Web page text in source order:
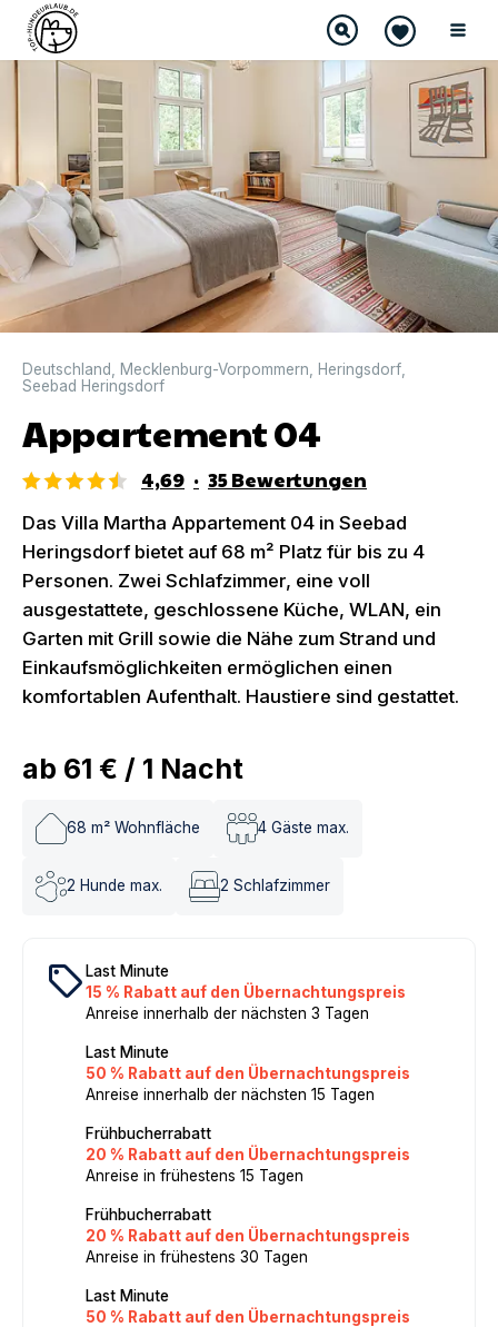
DIREKT BUCHBAR
Deutschland Mecklenburg-Vorpommern Heringsdorf
Seebad Heringsdorf
Appartement 04
4,69 · 35Bewertungen
Das Villa Martha Appartement 04 in Seebad
Heringsdorf bietet auf 68 m² Platz für bis zu 4
Personen. Zwei Schlafzimmer, eine voll
ausgestattete, geschlossene Küche, WLAN, ein
Garten mit Grill sowie die Nähe zum Strand und
Einkaufsmöglichkeiten ermöglichen einen
komfortablen Aufenthalt. Haustiere sind gestattet.
ab 61 € / 1 Nacht
68 m² Wohnfläche 4 Gäste max.
2 Hunde max. 2 Schlafzimmer
local_offer Last Minute
15 % Rabatt auf den Übernachtungspreis
Anreise innerhalb der nächsten 3 Tagen
Last Minute
50 % Rabatt auf den Übernachtungspreis
Anreise innerhalb der nächsten 15 Tagen
Frühbucherrabatt
20 % Rabatt auf den Übernachtungspreis
Anreise in frühestens 15 Tagen
Frühbucherrabatt
20 % Rabatt auf den Übernachtungspreis
Anreise in frühestens 30 Tagen
Last Minute
50 % Rabatt auf den Übernachtungspreis